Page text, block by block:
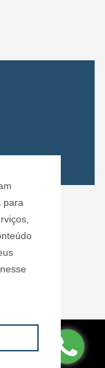
para
reservados